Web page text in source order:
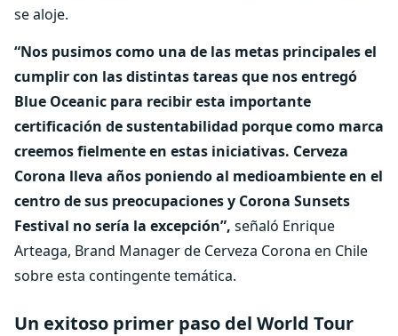
se aloje.
“Nos pusimos como una de las metas principales el
cumplir con las distintas tareas que nos entregó
Blue Oceanic para recibir esta importante
certificación de sustentabilidad porque como marca
creemos fielmente en estas iniciativas. Cerveza
Corona lleva años poniendo al medioambiente en el
centro de sus preocupaciones y Corona Sunsets
Festival no sería la excepción”, señaló Enrique
Arteaga, Brand Manager de Cerveza Corona en Chile
sobre esta contingente temática.
Un exitoso primer paso del World Tour